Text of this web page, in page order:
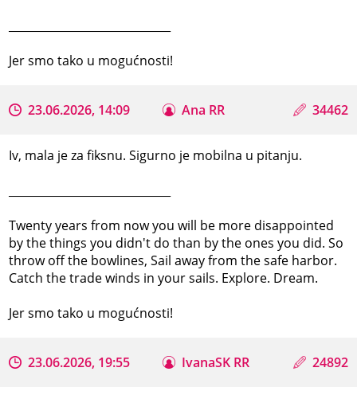
Jer smo tako u mogućnosti!
23.06.2026, 14:09 Ana RR 34462
Iv, mala je za fiksnu. Sigurno je mobilna u pitanju.
Twenty years from now you will be more disappointed
by the things you didn't do than by the ones you did. So
throw off the bowlines, Sail away from the safe harbor.
Catch the trade winds in your sails. Explore. Dream.
Jer smo tako u mogućnosti!
23.06.2026, 19:55 IvanaSK RR 24892